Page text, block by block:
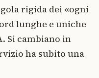
rigida dei «ogni
lunghe e uniche
Si cambiano in
ha subito una